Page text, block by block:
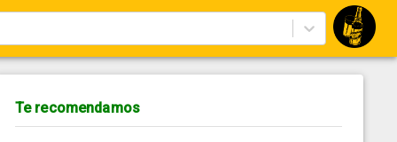
Te recomendamos